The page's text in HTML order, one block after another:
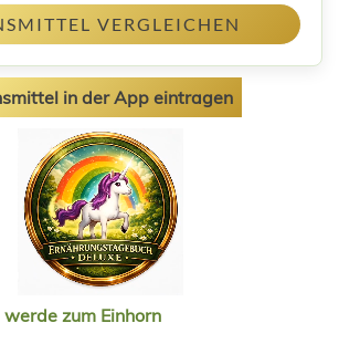
VERGLEICHEN
in der App eintragen
werde zum Einhorn